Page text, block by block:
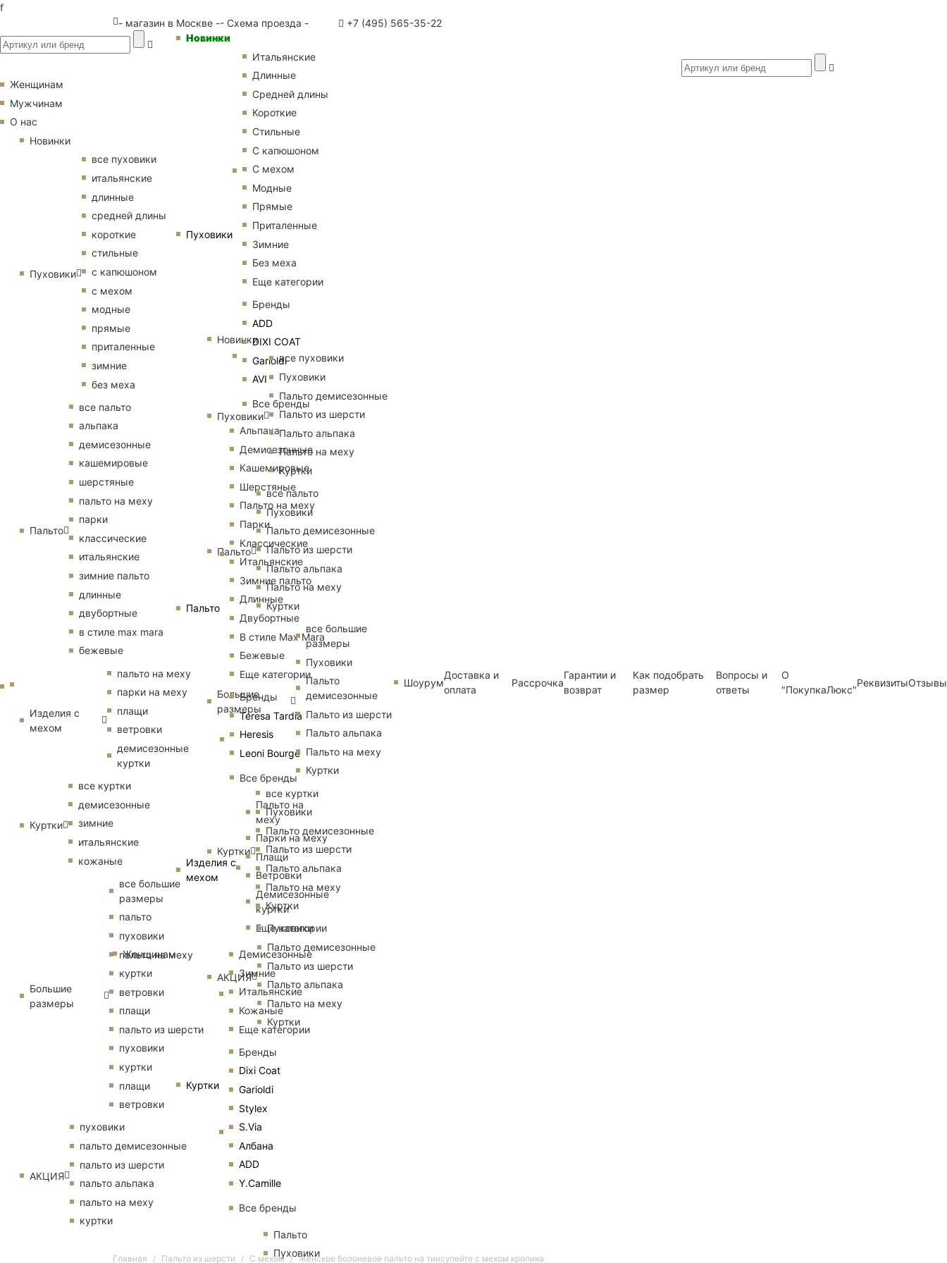
f
- магазин в Москве -- Схема проезда - +7 (495) 565-35-22
Женщинам
Новинки
Пуховики
Итальянские
Длинные
Средней длины
Короткие
Стильные
С капюшоном
С мехом
Модные
Прямые
Приталенные
Зимние
Без меха
Еще категории
Бренды
ADD
DIXI COAT
Garioldi
AVI
Все бренды
Пальто
Альпака
Демисезонные
Кашемировые
Шерстяные
Пальто на меху
Парки
Классические
Итальянские
Зимние пальто
Длинные
Двубортные
В стиле Max Mara
Бежевые
Еще категории
Бренды
Teresa Tardia
Heresis
Leoni Bourge
Все бренды
Изделия с
мехом
Пальто на
меху
Парки на меху
Плащи
Ветровки
Демисезонные
куртки
Еще категории
Куртки
Демисезонные
Зимние
Итальянские
Кожаные
Еще категории
Бренды
Dixi Coat
Garioldi
Stylex
S.Via
Албана
ADD
Y.Camille
Все бренды
Пальто
Пуховики
Женщинам
Мужчинам
О нас
Новинки
Пуховики
все пуховики
итальянские
длинные
средней длины
короткие
стильные
с капюшоном
с мехом
модные
прямые
приталенные
зимние
без меха
Пальто
все пальто
альпака
демисезонные
кашемировые
шерстяные
пальто на меху
парки
классические
итальянские
зимние пальто
длинные
двубортные
в стиле max mara
бежевые
Изделия с
мехом
пальто на меху
парки на меху
плащи
ветровки
демисезонные
куртки
Куртки
все куртки
демисезонные
зимние
итальянские
кожаные
Большие
размеры
все большие
размеры
пальто
пуховики
пальто на меху
куртки
ветровки
плащи
пальто из шерсти
пуховики
куртки
плащи
ветровки
АКЦИЯ
пуховики
пальто демисезонные
пальто из шерсти
пальто альпака
пальто на меху
куртки
Новинки
Пуховики
все пуховики
Пуховики
Пальто демисезонные
Пальто из шерсти
Пальто альпака
Пальто на меху
Куртки
Пальто
все пальто
Пуховики
Пальто демисезонные
Пальто из шерсти
Пальто альпака
Пальто на меху
Куртки
Большие
размеры
все большие
размеры
Пуховики
Пальто
демисезонные
Пальто из шерсти
Пальто альпака
Пальто на меху
Куртки
Куртки
все куртки
Пуховики
Пальто демисезонные
Пальто из шерсти
Пальто альпака
Пальто на меху
Куртки
АКЦИЯ
Пуховики
Пальто демисезонные
Пальто из шерсти
Пальто альпака
Пальто на меху
Куртки
Шоурум
Доставка и
оплата
Рассрочка
Гарантии и
возврат
Как подобрать
размер
Вопросы и
ответы
О
"ПокупкаЛюкс"
РеквизитыОтзывы
Главная Пальто из шерсти С мехом Женское болоневое пальто на тинсулейте с мехом кролика